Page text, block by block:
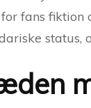
fans
status,